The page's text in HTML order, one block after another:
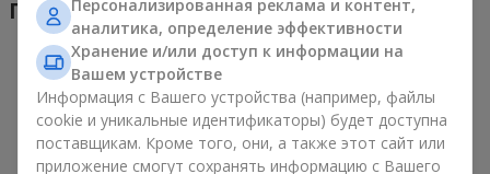
ПоливПерсонализированная реклама и контент,
аналитика, определение эффективности
Хранение и/или доступ к информации на
Вашем устройстве
Информация с Вашего устройства (например, файлы
cookie и уникальные идентификаторы) будет доступна
поставщикам. Кроме того, они, а также этот сайт или
приложение смогут сохранять информацию с Вашего